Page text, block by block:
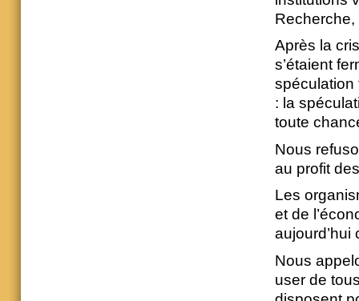
Après la
s’étaient
spéculation
: la
toute
Nous
au profit
Les
et de
Nous
user de